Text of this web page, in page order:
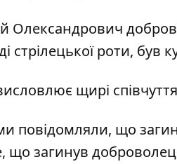
Олександрович
стрілецької роти, був
щирі
повідомляли, що
що загинув